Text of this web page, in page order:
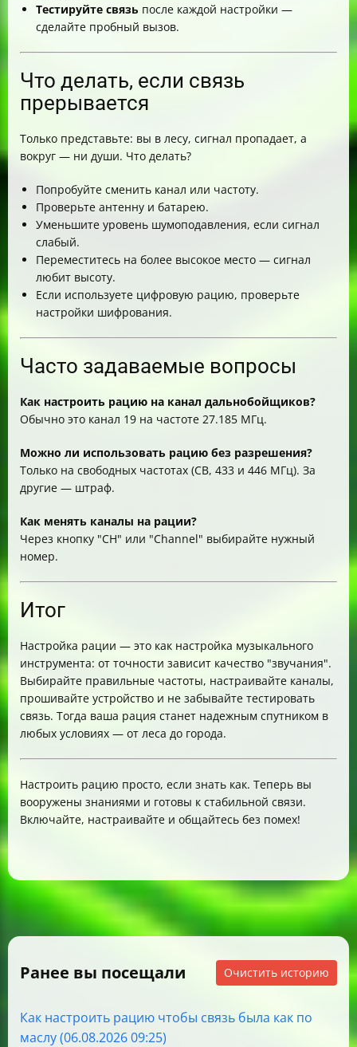
Тестируйте связь после каждой настройки —
сделайте пробный вызов.
Что делать, если связь
прерывается
Только представьте: вы в лесу, сигнал пропадает, а
вокруг — ни души. Что делать?
Попробуйте сменить канал или частоту.
Проверьте антенну и батарею.
Уменьшите уровень шумоподавления, если сигнал
слабый.
Переместитесь на более высокое место — сигнал
любит высоту.
Если используете цифровую рацию, проверьте
настройки шифрования.
Часто задаваемые вопросы
Как настроить рацию на канал дальнобойщиков?
Обычно это канал 19 на частоте 27.185 МГц.
Можно ли использовать рацию без разрешения?
Только на свободных частотах (CB, 433 и 446 МГц). За
другие — штраф.
Как менять каналы на рации?
Через кнопку "CH" или "Channel" выбирайте нужный
номер.
Итог
Настройка рации — это как настройка музыкального
инструмента: от точности зависит качество "звучания".
Выбирайте правильные частоты, настраивайте каналы,
прошивайте устройство и не забывайте тестировать
связь. Тогда ваша рация станет надежным спутником в
любых условиях — от леса до города.
Настроить рацию просто, если знать как. Теперь вы
вооружены знаниями и готовы к стабильной связи.
Включайте, настраивайте и общайтесь без помех!
Ранее вы посещали Очистить историю
Как настроить рацию чтобы связь была как по
маслу (06.08.2026 09:25)